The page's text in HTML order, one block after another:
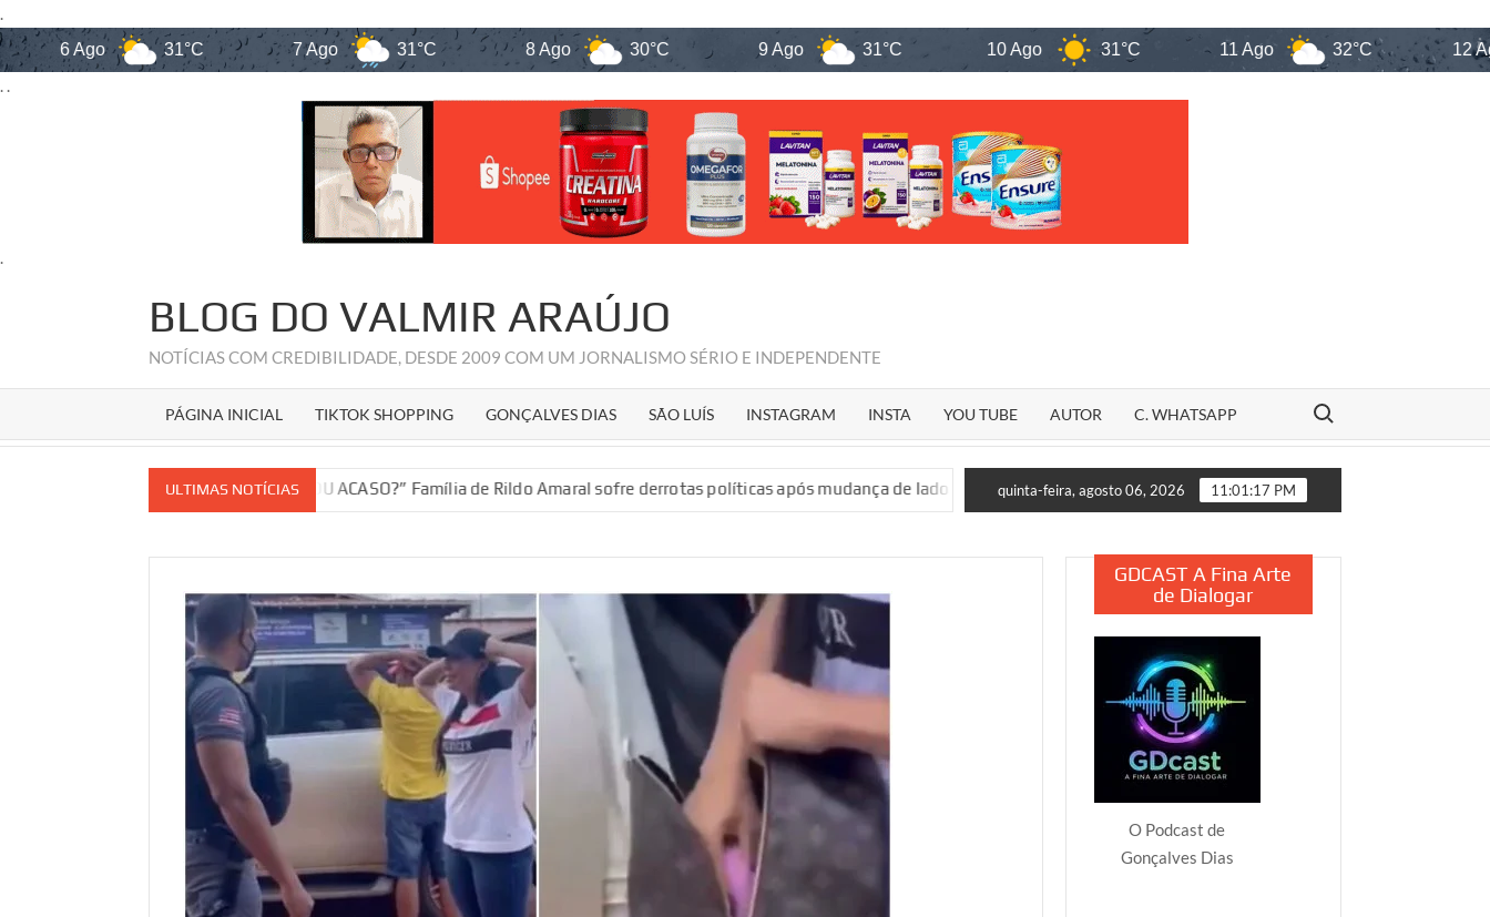
.
6 Ago 31°C 7 Ago 31°C 8 Ago 30°C 9 Ago 31°C 31°C 11 Ago 32°C 12 Ago
. .
.
BLOG DO VALMIR ARAÚJO
NOTÍCIAS COM CREDIBILIDADE, DESDE 2009 COM UM JORNALISMO SÉRIO E INDEPENDENTE
PÁGINA INICIAL TIKTOK SHOPPING GONÇALVES DIAS SÃO LUÍS INSTAGRAM INSTA YOU TUBE AUTOR C. WHATSAPP
Search for:
ULTIMAS NOTÍCIAS
“VINGANÇA OU ACASO?” Família de Rildo Amaral sofre derrotas políticas após mudança de lado na disputa estadual Sem União Brasil, Fufuca anuncia Fernando Fialho
quinta-feira, agosto 06, 2026 11:01:18 PM
GDCAST A Fina Arte
de Dialogar
O Podcast de
Gonçalves Dias